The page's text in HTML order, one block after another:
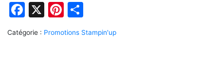
Facebook
X Pinterest
Catégorie : Promotions Stampin'up